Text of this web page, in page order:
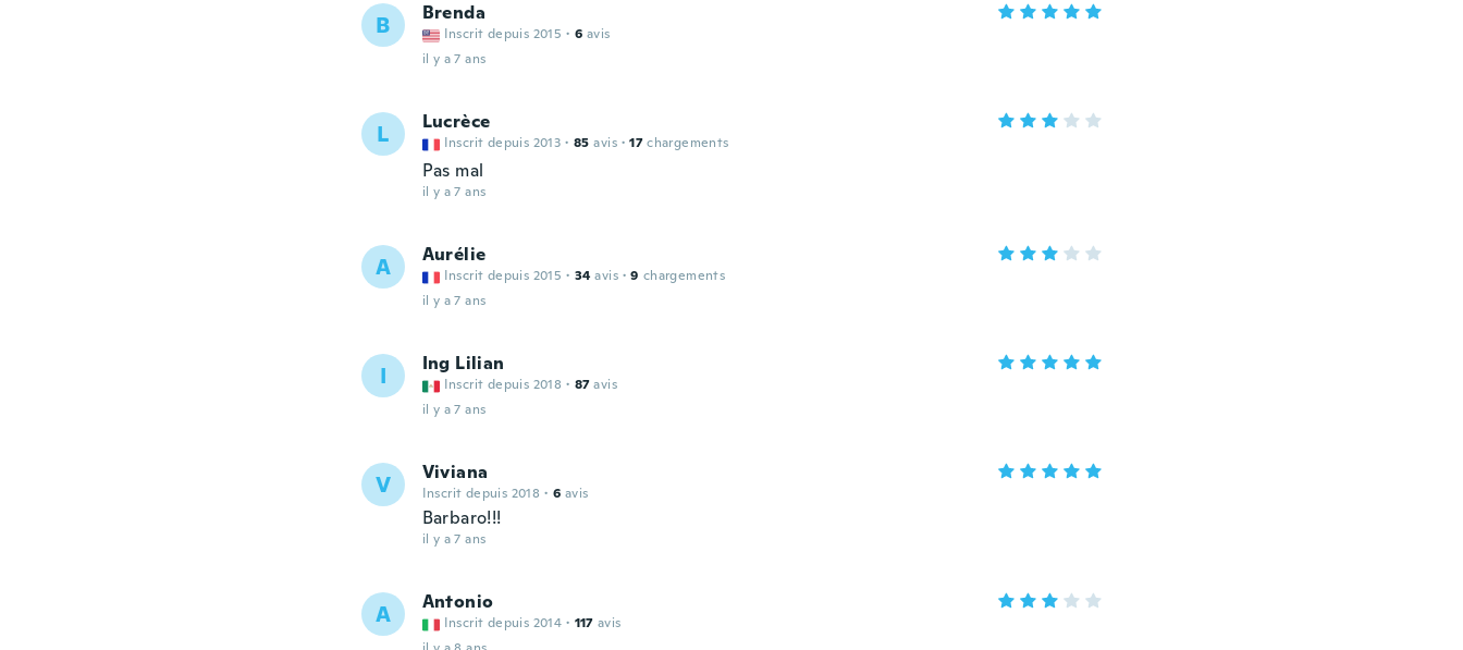
B Brenda
Inscrit depuis 2015 · 6 avis
il y a 7 ans
L Lucrèce
Inscrit depuis 2013 · 85 avis · 17 chargements
Pas mal
il y a 7 ans
A Aurélie
Inscrit depuis 2015 · 34 avis · 9 chargements
il y a 7 ans
I Ing Lilian
Inscrit depuis 2018 · 87 avis
il y a 7 ans
V Viviana
Inscrit depuis 2018 · 6 avis
Barbaro!!!
il y a 7 ans
A Antonio
Inscrit depuis 2014 · 117 avis